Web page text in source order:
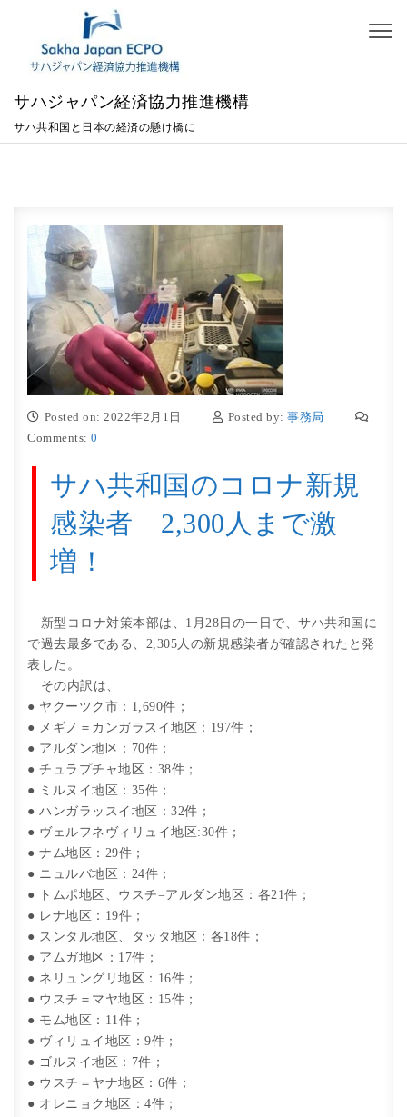
Skip to content
サハジャパン経済協力推進機構
サハ共和国と日本の経済の懸け橋に
Posted on: 2022年2月1日 Posted by: 事務局
Comments: 0
サハ共和国のコロナ新規
感染者 2,300人まで激
増！
新型コロナ対策本部は、1月28日の一日で、サハ共和国に
で過去最多である、2,305人の新規感染者が確認されたと発
表した。
その内訳は、
● ヤクーツク市：1,690件；
● メギノ＝カンガラスイ地区：197件；
● アルダン地区：70件；
● チュラプチャ地区：38件；
● ミルヌイ地区：35件；
● ハンガラッスイ地区：32件；
● ヴェルフネヴィリュイ地区:30件；
● ナム地区：29件；
● ニュルバ地区：24件；
● トムポ地区、ウスチ=アルダン地区：各21件；
● レナ地区：19件；
● スンタル地区、タッタ地区：各18件；
● アムガ地区：17件；
● ネリュングリ地区：16件；
● ウスチ＝マヤ地区：15件；
● モム地区：11件；
● ヴィリュイ地区：9件；
● ゴルヌイ地区：7件；
● ウスチ＝ヤナ地区：6件；
● オレニョク地区：4件；